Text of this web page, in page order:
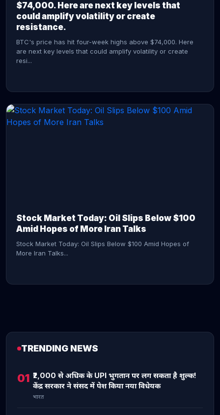
$74,000. Here are next key levels that
could amplify volatility or create
resistance.
BTC's price has hit four-week highs above $74,000. Here
are next key levels that could amplify volatility or create
resi...
Stock Market Today: Oil Slips Below $100
Amid Hopes of More Iran Talks
Stock Market Today: Oil Slips Below $100 Amid Hopes of
More Iran Talks...
TRENDING NEWS
01 ₹2,000 से अधिक के UPI भुगतान पर लग सकता है शुल्क!
केंद्र सरकार ने संसद में पेश किया नया विधेयक
भारत